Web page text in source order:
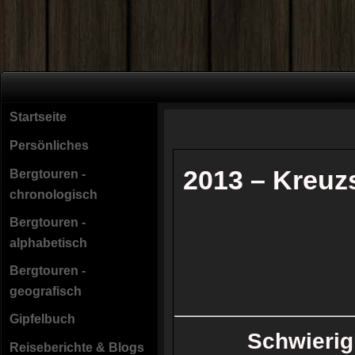
Startseite
Persönliches
Bergtouren -
chronologisch
Bergtouren -
alphabetisch
Bergtouren -
geografisch
Gipfelbuch
Reiseberichte & Blogs
2013 –